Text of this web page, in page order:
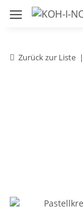
Zurück zur Liste